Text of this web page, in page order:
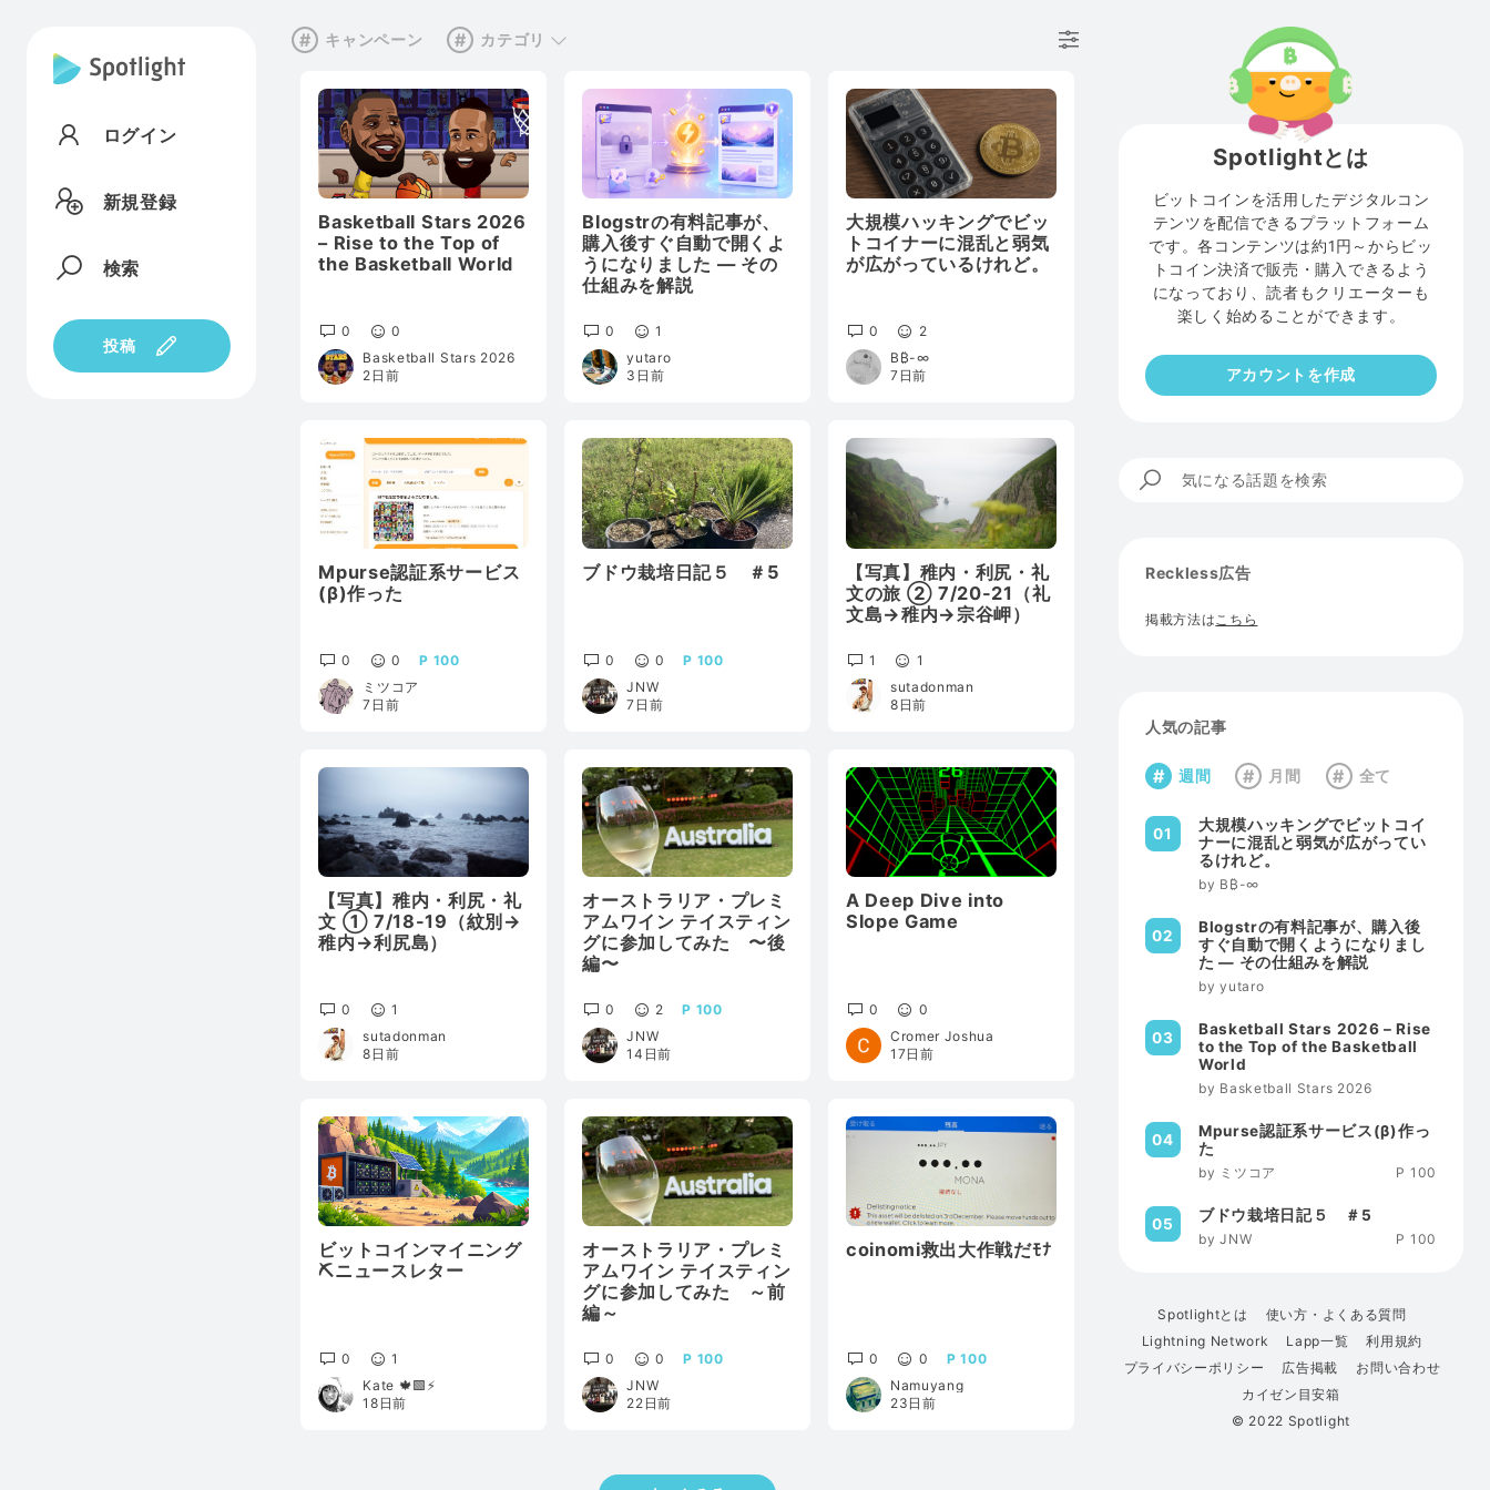
ログイン
新規登録
検索
投稿
キャンペーン カテゴリ
Basketball Stars 2026
– Rise to the Top of
the Basketball World
0
0
Basketball Stars 2026
2日前
Blogstrの有料記事が、
購入後すぐ自動で開くよ
うになりました — その
仕組みを解説
0
1
yutaro
3日前
大規模ハッキングでビッ
トコイナーに混乱と弱気
が広がっているけれど。
0
2
B₿-∞
7日前
Mpurse認証系サービス
(β)作った
0 0
100
ミツコア
7日前
ブドウ栽培日記５ ＃5
0 0
100
JNW
7日前
【写真】稚内・利尻・礼
文の旅 ② 7/20-21（礼
文島→稚内→宗谷岬）
1
1
sutadonman
8日前
【写真】稚内・利尻・礼
文 ① 7/18-19（紋別→
稚内→利尻島）
0
1
sutadonman
8日前
オーストラリア・プレミ
アムワイン テイスティン
グに参加してみた 〜後
編〜
0 2
100
JNW
14日前
A Deep Dive into
Slope Game
0
0
Cromer Joshua
17日前
ビットコインマイニング
⛏️ニュースレター
0
1
Kate 🍁🟩⚡️
18日前
オーストラリア・プレミ
アムワイン テイスティン
グに参加してみた ～前
編～
0 0
100
JNW
22日前
coinomi救出大作戦だﾓﾅ
0 0
100
Namuyang
23日前
Spotlightとは
ビットコインを活用したデジタルコン
テンツを配信できるプラットフォーム
です。各コンテンツは約1円～からビッ
トコイン決済で販売・購入できるよう
になっており、読者もクリエーターも
楽しく始めることができます。
アカウントを作成
気になる話題を検索
Reckless広告
掲載方法はこちら
人気の記事
週間 月間 全て
大規模ハッキングでビットコイ
ナーに混乱と弱気が広がってい
るけれど。
B₿-∞
Blogstrの有料記事が、購入後
すぐ自動で開くようになりまし
た — その仕組みを解説
yutaro
Basketball Stars 2026 – Rise
to the Top of the Basketball
World
Basketball Stars 2026
Mpurse認証系サービス(β)作っ
た
ミツコア 100
ブドウ栽培日記５ ＃5
JNW 100
Spotlightとは
使い方・よくある質問
Lightning Network
Lapp一覧
利用規約
プライバシーポリシー
広告掲載
お問い合わせ
カイゼン目安箱
© 2022 Spotlight